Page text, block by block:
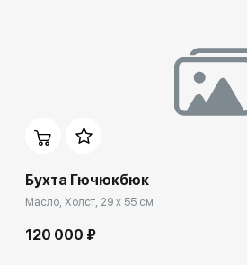
Бухта Гючюкбюк
Масло, Холст, 29 x 55 см
120 000 ₽